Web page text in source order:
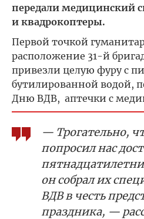
передали медицинский
и квадрокоптеры.
Первой точкой
расположение 31-й
привезли целую фуру с
бутилированной водой,
Дню ВДВ, аптечки с
— Трогательно,
попросил нас
он собрал их
ВДВ в честь
праздника, —